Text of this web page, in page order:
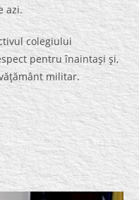
azi.
colegiului
pentru înaintaşi şi,
militar.